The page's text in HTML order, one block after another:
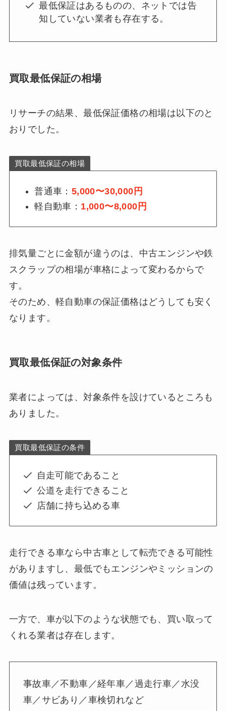
最低保証はあるものの、ネットでは告
知していない業者も存在する。
買取最低保証の相場
リサーチの結果、最低保証価格の相場は以下のと
おりでした。
買取最低保証の相場
普通車： 5,000〜30,000円
軽自動車： 1,000〜8,000円
排気量ごとに金額が違うのは、中古エンジンや鉄
スクラップの相場が車格によって変わるからで
す。
そのため、軽自動車の保証価格はどうしても安く
なります。
買取最低保証の対象条件
業者によっては、対象条件を設けているところも
ありました。
買取最低保証の条件
自走可能であること
公道を走行できること
店舗に持ち込める車
走行できる車なら中古車として転売できる可能性
がありますし、最低でもエンジンやミッションの
価値は残っています。
一方で、車が以下のような状態でも、買い取って
くれる業者は存在します。
事故車／不動車／経年車／過走行車／水没
車／サビあり／車検切れなど